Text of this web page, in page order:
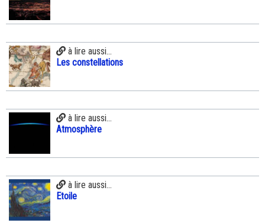
à lire aussi...
Les constellations
à lire aussi...
Atmosphère
à lire aussi...
Etoile